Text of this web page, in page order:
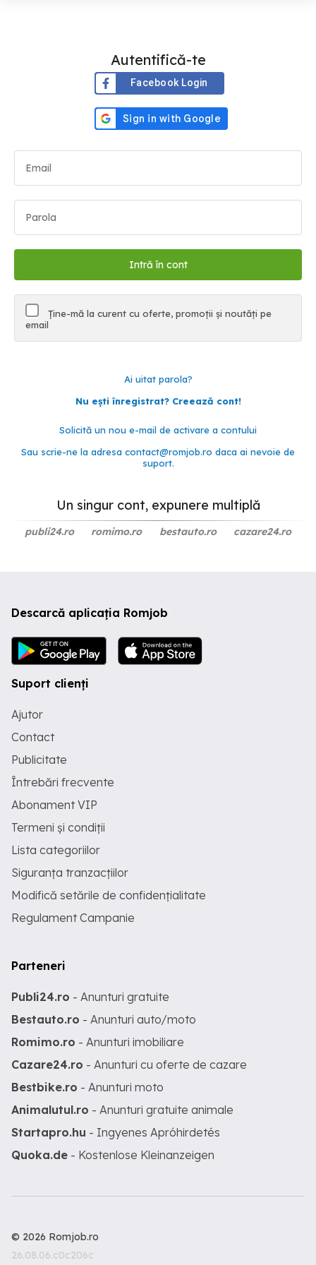
Autentifică-te
Facebook Login
Ține-mă la curent cu oferte, promoții și noutăți pe
email
Ai uitat parola?
Nu ești înregistrat? Creează cont!
Solicită un nou e-mail de activare a contului
Sau scrie-ne la adresa contact@romjob.ro daca ai nevoie de
suport.
Un singur cont, expunere multiplă
publi24.ro romimo.ro bestauto.ro cazare24.ro
Descarcă aplicația Romjob
Suport clienți
Ajutor
Contact
Publicitate
Întrebări frecvente
Abonament VIP
Termeni și condiții
Lista categoriilor
Siguranța tranzacțiilor
Modifică setările de confidențialitate
Regulament Campanie
Parteneri
Publi24.ro - Anunturi gratuite
Bestauto.ro - Anunturi auto/moto
Romimo.ro - Anunturi imobiliare
Cazare24.ro - Anunturi cu oferte de cazare
Bestbike.ro - Anunturi moto
Animalutul.ro - Anunturi gratuite animale
Startapro.hu - Ingyenes Apróhirdetés
Quoka.de - Kostenlose Kleinanzeigen
© 2026 Romjob.ro
26.08.06.c0c206c